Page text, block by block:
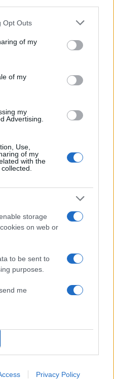
uses one or more Google
behaviour. You may click to
and its third-party tags to
purposes in below Google
Opt Outs
of my
of my
my
Advertising.
Use,
of my
with the
storage
on web or
to be sent to
purposes.
me
Privacy Policy
δημιουργία
τα πιο όμορφα και